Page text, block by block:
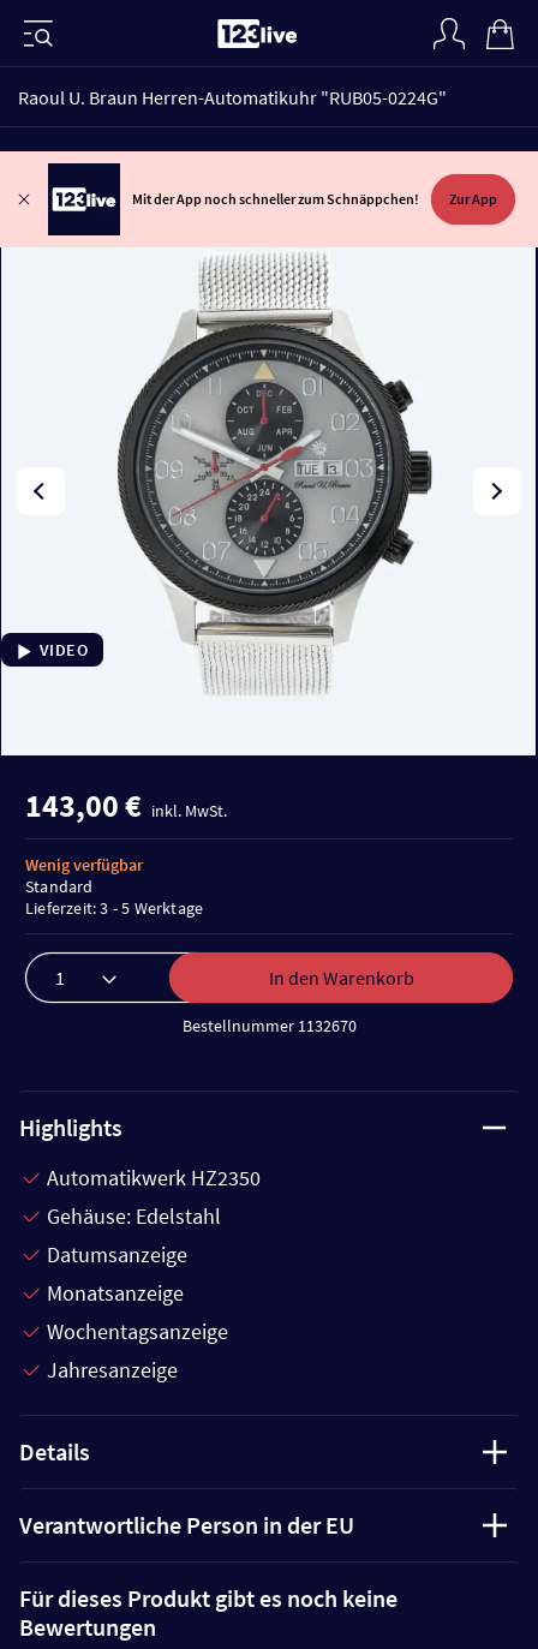
Raoul U. Braun Herren-Automatikuhr "RUB05-0224G"
Mit der App noch schneller zum Schnäppchen! Zur App
VIDEO
143,00 € inkl. MwSt.
In den Warenkorb
Bestellnummer 1132670
Wenig verfügbar
Standard
Lieferzeit: 3 - 5 Werktage
Highlights
Automatikwerk HZ2350
Gehäuse: Edelstahl
Datumsanzeige
Monatsanzeige
Wochentagsanzeige
Jahresanzeige
Details
Verantwortliche Person in der EU
Für dieses Produkt gibt es noch keine
Bewertungen